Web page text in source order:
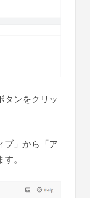
タンをクリッ
ブ」から「ア
。